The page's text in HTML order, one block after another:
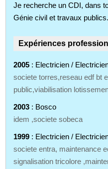
Je recherche un CDI, dans
Génie civil et travaux publics.
Expériences
2005 : Electricien /
societe torres,reseau edf bt
public,viabilisation
2003 : Bosco
idem ,societe sobeca
1999 : Electricien /
societe entra, maintenance
signalisation tricolore